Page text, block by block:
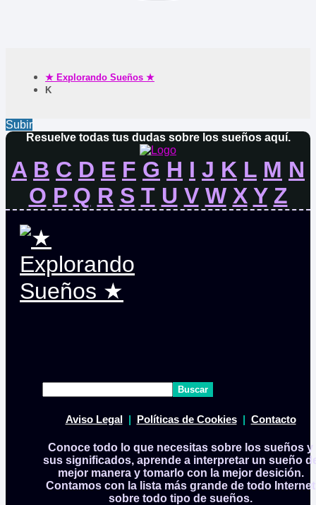
★ Explorando Sueños ★
K
Subir
Resuelve todas tus dudas sobre los sueños aquí.
A B C D E F G H I J K L M N
O P Q R S T U V W X Y Z
Buscar
Aviso Legal| Políticas de Cookies| Contacto
Conoce todo lo que necesitas sobre los sueños y
sus significados, aprende a interpretar un sueño
mejor manera y tomarlo con la mejor desición.
Contamos con la lista más grande de todo Internet
sobre todo tipo de sueños.